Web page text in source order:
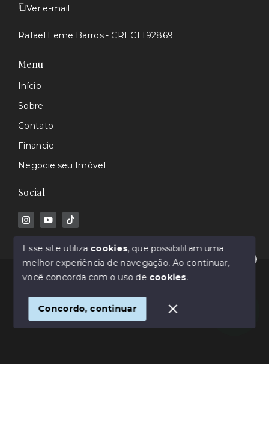
Olá! Estamos disponíveis para te ajudar.
Ver e-mail
Rafael Leme Barros - CRECI 192869
Menu
Início
Sobre
Contato
Financie
Negocie seu Imóvel
Social
© Copyright 2026 - Rafael Barros - Corretor de
SITE PARA IMOBILIARIA
Esse site utiliza cookies, que possibilitam uma
melhor experiência de navegação.Ao continuar,
você concorda com o uso de cookies.
Concordo, continuar